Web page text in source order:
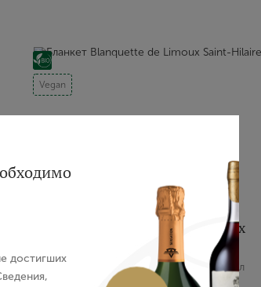
Vegan
Бланкет Blanquette de Limoux
Saint-Hilaire
Франция, Белое, Полусладкое, 0.75 л
достигших